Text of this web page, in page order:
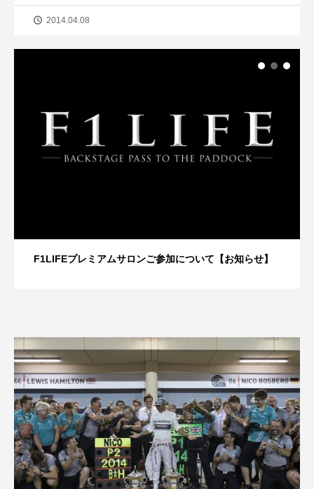
2014.04.08
F1LIFEプレミアムサロンご参加について【お知らせ】